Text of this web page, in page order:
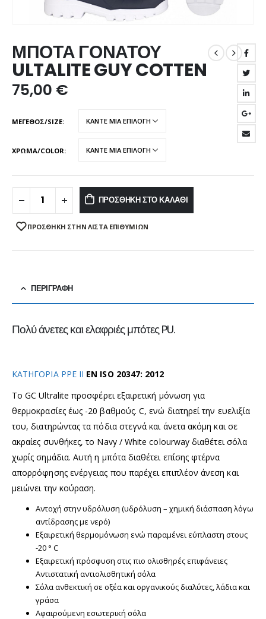
ΜΠΟΤΑ ΓΟΝΑΤΟΥ
ULTALITE GUY COTTEN
75,00 €
ΜΕΓΕΘΟΣ/SIZE
ΧΡΩΜΑ/COLOR
ΠΡΟΣΘΉΚΗ ΣΤΟ ΚΑΛΆΘΙ
ΠΡΌΣΘΉΚΗ ΣΤΗΝ ΛΊΣΤΑ ΕΠΙΘΥΜΙΏΝ
ΠΕΡΙΓΡΑΦΉ
Πολύ άνετες και ελαφριές μπότες PU.
ΚΑΤΗΓΟΡΙΑ PPE II EN ISO 20347: 2012
Το GC Ultralite προσφέρει εξαιρετική μόνωση για
θερμοκρασίες έως -20 βαθμούς. C, ενώ διατηρεί την ευελιξία
του, διατηρώντας τα πόδια στεγνά και άνετα ακόμη και σε
ακραίες συνθήκες, το Navy / White colourway διαθέτει σόλα
χωρίς σημάδια. Αυτή η μπότα διαθέτει επίσης φτέρνα
απορρόφησης ενέργειας που παρέχει επιπλέον άνεση και
μειώνει την κούραση.
Αντοχή στην υδρόλυση (υδρόλυση – χημική διάσπαση λόγω
αντίδρασης με νερό)
Εξαιρετική θερμομόνωση ενώ παραμένει εύπλαστη στους
-20 ° C
Εξαιρετική πρόσφυση στις πιο ολισθηρές επιφάνειες
Αντιστατική αντιολισθητική σόλα
Σόλα ανθεκτική σε οξέα και οργανικούς διαλύτες, λάδια και
γράσα
Αφαιρούμενη εσωτερική σόλα